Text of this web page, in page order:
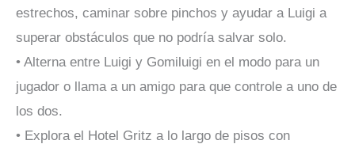
estrechos, caminar sobre pinchos y ayudar a Luigi a
superar obstáculos que no podría salvar solo.
• Alterna entre Luigi y Gomiluigi en el modo para un
jugador o llama a un amigo para que controle a uno de
los dos.
• Explora el Hotel Gritz a lo largo de pisos con